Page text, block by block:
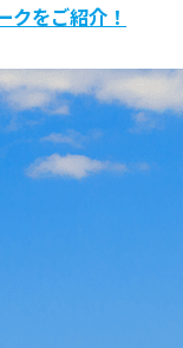
クをご紹介！